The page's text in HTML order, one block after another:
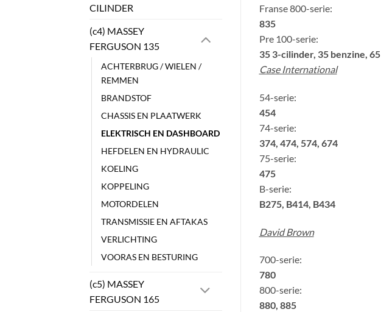
CILINDER
(c4) MASSEY
FERGUSON 135
ACHTERBRUG / WIELEN /
REMMEN
BRANDSTOF
CHASSIS EN PLAATWERK
ELEKTRISCH EN DASHBOARD
HEFDELEN EN HYDRAULIC
KOELING
KOPPELING
MOTORDELEN
TRANSMISSIE EN AFTAKAS
VERLICHTING
VOORAS EN BESTURING
(c5) MASSEY
FERGUSON 165
Franse 800-serie:
835
Pre 100-serie:
35 3-cilinder, 35 benzine, 65
Case International
54-serie:
454
74-serie:
374, 474, 574, 674
75-serie:
475
B-serie:
B275, B414, B434
David Brown
700-serie:
780
800-serie:
880, 885